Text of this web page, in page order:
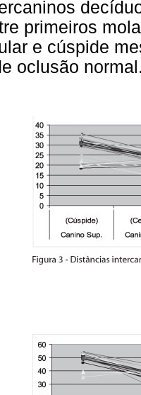
primeiros
e cúspide
oclusão